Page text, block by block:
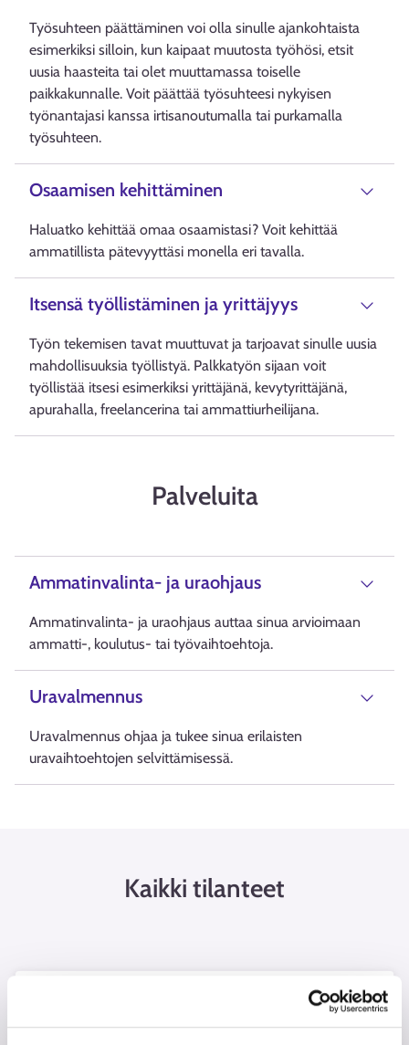
Työsuhteen päättäminen voi olla sinulle ajankohtaista
esimerkiksi silloin, kun kaipaat muutosta työhösi, etsit
uusia haasteita tai olet muuttamassa toiselle
paikkakunnalle. Voit päättää työsuhteesi nykyisen
työnantajasi kanssa irtisanoutumalla tai purkamalla
työsuhteen.
Osaamisen kehittäminen
Haluatko kehittää omaa osaamistasi? Voit kehittää
ammatillista pätevyyttäsi monella eri tavalla.
Itsensä työllistäminen ja yrittäjyys
Työn tekemisen tavat muuttuvat ja tarjoavat sinulle uusia
mahdollisuuksia työllistyä. Palkkatyön sijaan voit
työllistää itsesi esimerkiksi yrittäjänä, kevytyrittäjänä,
apurahalla, freelancerina tai ammattiurheilijana.
Palveluita
Ammatinvalinta- ja uraohjaus
Ammatinvalinta- ja uraohjaus auttaa sinua arvioimaan
ammatti-, koulutus- tai työvaihtoehtoja.
Uravalmennus
Uravalmennus ohjaa ja tukee sinua erilaisten
uravaihtoehtojen selvittämisessä.
Kaikki tilanteet
Olen työtön tai jäämässä työttömäksi